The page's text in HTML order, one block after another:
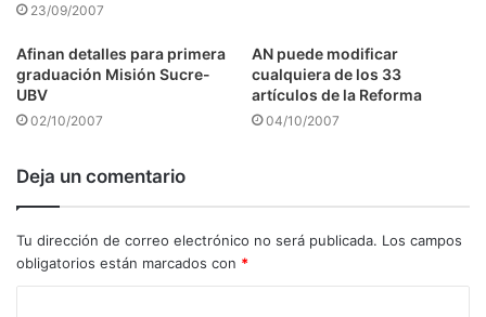
23/09/2007
Afinan detalles para primera
graduación Misión Sucre-
UBV
02/10/2007
AN puede modificar
cualquiera de los 33
artículos de la Reforma
04/10/2007
Deja un comentario
Tu dirección de correo electrónico no será publicada. Los campos
obligatorios están marcados con *